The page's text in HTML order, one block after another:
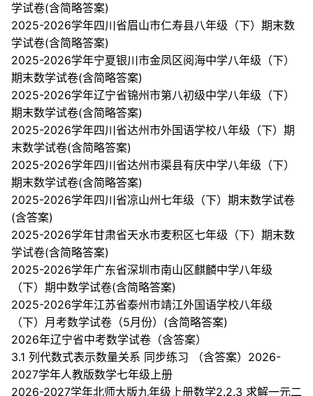
学试卷(含简略答案)
2025-2026学年四川省眉山市仁寿县八年级（下）期末数
学试卷(含简略答案)
2025-2026学年宁夏银川市金凤区阅海中学八年级（下）
期末数学试卷(含简略答案)
2025-2026学年辽宁省锦州市第八初级中学八年级（下）
期末数学试卷(含简略答案)
2025-2026学年四川省达州市外国语学校八年级（下）期
末数学试卷(含简略答案)
2025-2026学年四川省达州市渠县有庆中学八年级（下）
期末数学试卷(含简略答案)
2025-2026学年四川省凉山州七年级（下）期末数学试卷
(含答案)
2025-2026学年甘肃省天水市麦积区七年级（下）期末数
学试卷(含简略答案)
2025-2026学年广东省深圳市南山区麒麟中学八年级
（下）期中数学试卷(含简略答案)
2025-2026学年江苏省泰州市靖江外国语学校八年级
（下）月考数学试卷（5月份）(含简略答案)
2026年辽宁省中考数学试卷（含答案）
3.1 列代数式表示数量关系 同步练习 （含答案）2026-
2027学年人教版数学七年级上册
2026-2027学年北师大版九年级上册数学2.2.3 求解一元二